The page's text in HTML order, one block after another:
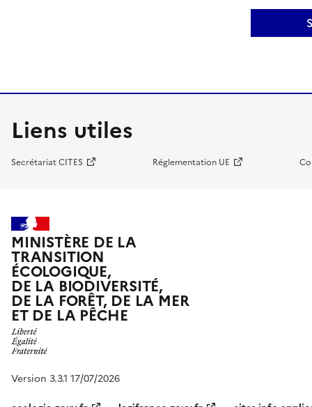
Liens utiles
Secrétariat CITES Réglementation UE
MINISTÈRE DE LA
TRANSITION
ÉCOLOGIQUE,
DE LA BIODIVERSITÉ,
DE LA FORÊT, DE LA MER
ET DE LA PÊCHE
Version 3.3.1 17/07/2026